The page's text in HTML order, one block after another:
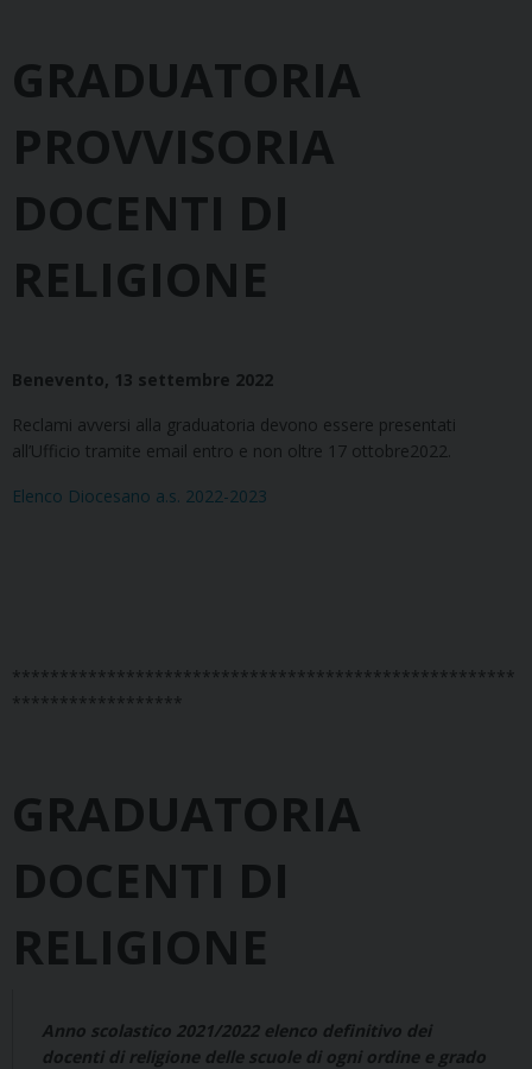
GRADUATORIA
PROVVISORIA
DOCENTI DI
RELIGIONE
Benevento, 13 settembre 2022
Reclami avversi alla graduatoria devono essere presentati
all’Ufficio tramite email entro e non oltre 17 ottobre2022.
Elenco Diocesano a.s. 2022-2023
*****************************************************
******************
GRADUATORIA
DOCENTI DI
RELIGIONE
Anno scolastico 2021/2022 elenco definitivo dei
docenti di religione delle scuole di ogni ordine e grado